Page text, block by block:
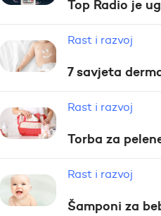
Top Radio je
Rast i razvoj
7 savjeta
Rast i razvoj
Torba za
Rast i razvoj
Šamponi za